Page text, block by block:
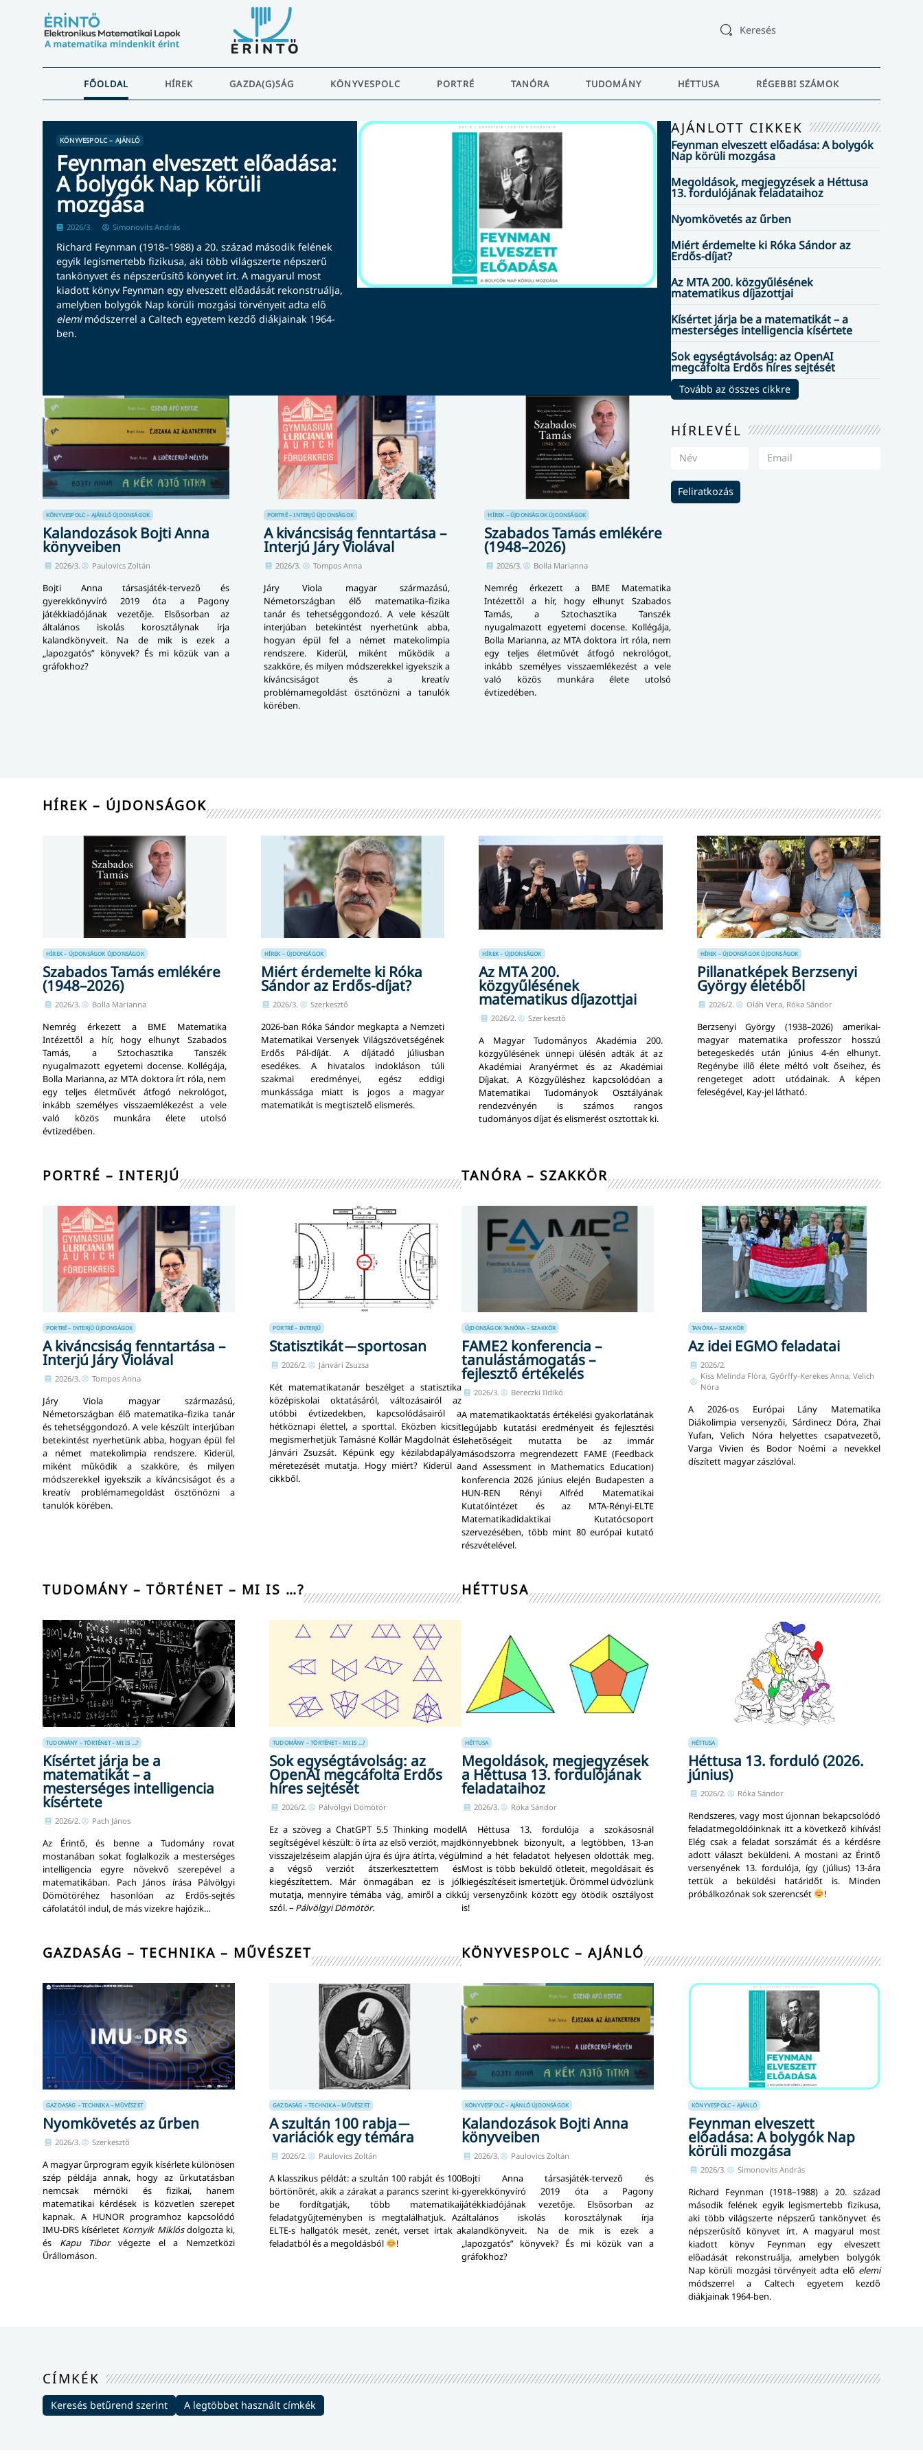
Keresés
FŐOLDAL HÍREK GAZDA(G)SÁG KÖNYVESPOLC PORTRÉ TANÓRA TUDOMÁNY HÉTTUSA RÉGEBBI SZÁMOK
KÖNYVESPOLC – AJÁNLÓ
Feynman elveszett előadása:
A bolygók Nap körüli
mozgása
2026/3. Simonovits András
Richard Feynman (1918–1988) a 20. század második felének
egyik legismertebb fizikusa, aki több világszerte népszerű
tankönyvet és népszerűsítő könyvet írt. A magyarul most
kiadott könyv Feynman egy elveszett előadását rekonstruálja,
amelyben bolygók Nap körüli mozgási törvényeit adta elő
elemimódszerrel a Caltech egyetem kezdő diákjainak 1964-
ben.
HÉTTUSA
Megoldások,
a Héttusa 13.
feladataihoz
2026/3. Róka Sándor
A Héttusa 13. fordulója a szokásosnál
bizonyult, a legtöbben, 13-an mind a hét feladatot
oldották meg. Most is több beküldő ötleteit,
kiegészítéseit ismertetjük. Örömmel üdvözlünk új
versenyzőink között egy ötödik osztályost is!
KÖNYVESPOLC – AJÁNLÓ ÚJDONSÁGOK
Kalandozások Bojti Anna
könyveiben
2026/3. Paulovics Zoltán
Bojti Anna társasjáték-tervező és
gyerekkönyvíró 2019 óta a Pagony
játékkiadójának vezetője. Elsősorban az
általános iskolás korosztálynak írja
kalandkönyveit. Na de mik is ezek a
„lapozgatós” könyvek? És mi közük van a
gráfokhoz?
PORTRÉ – INTERJÚ ÚJDONSÁGOK
A kiváncsiság fenntartása –
Interjú Járy Violával
2026/3. Tompos Anna
Járy Viola magyar származású,
Németországban élő matematika–fizika
tanár és tehetséggondozó. A vele készült
interjúban betekintést nyerhetünk abba,
hogyan épül fel a német matekolimpia
rendszere. Kiderül, miként működik a
szakköre, és milyen módszerekkel igyekszik a
kíváncsiságot és a kreatív
problémamegoldást ösztönözni a tanulók
körében.
HÍREK – ÚJDONSÁGOK ÚJDONSÁGOK
Szabados Tamás emlékére
(1948–2026)
2026/3. Bolla Marianna
Nemrég érkezett a BME Matematika
Intézettől a hír, hogy elhunyt Szabados
Tamás, a Sztochasztika Tanszék
nyugalmazott egyetemi docense. Kollégája,
Bolla Marianna, az MTA doktora írt róla, nem
egy teljes életművét átfogó nekrológot,
inkább személyes visszaemlékezést a vele
való közös munkára élete utolsó
évtizedében.
AJÁNLOTT CIKKEK
Feynman elveszett előadása: A bolygók
Nap körüli mozgása
Megoldások, megjegyzések a Héttusa
13. fordulójának feladataihoz
Nyomkövetés az űrben
Miért érdemelte ki Róka Sándor az
Erdős-díjat?
Az MTA 200. közgyűlésének
matematikus díjazottjai
Kísértet járja be a matematikát – a
mesterséges intelligencia kísértete
Sok egységtávolság: az OpenAI
megcáfolta Erdős híres sejtését
Tovább az összes cikkre
HÍRLEVÉL
Feliratkozás
HÍREK – ÚJDONSÁGOK
HÍREK – ÚJDONSÁGOK ÚJDONSÁGOK
Szabados Tamás emlékére
(1948–2026)
2026/3. Bolla Marianna
Nemrég érkezett a BME Matematika
Intézettől a hír, hogy elhunyt Szabados
Tamás, a Sztochasztika Tanszék
nyugalmazott egyetemi docense. Kollégája,
Bolla Marianna, az MTA doktora írt róla, nem
egy teljes életművét átfogó nekrológot,
inkább személyes visszaemlékezést a vele
való közös munkára élete utolsó
évtizedében.
HÍREK – ÚJDONSÁGOK
Miért érdemelte ki Róka
Sándor az Erdős-díjat?
2026/3. Szerkesztő
2026-ban Róka Sándor megkapta a Nemzeti
Matematikai Versenyek Világszövetségének
Erdős Pál-díját. A díjátadó júliusban
esedékes. A hivatalos indokláson túli
szakmai eredményei, egész eddigi
munkássága miatt is jogos a magyar
matematikát is megtisztelő elismerés.
HÍREK – ÚJDONSÁGOK
Az MTA 200.
közgyűlésének
matematikus díjazottjai
2026/2. Szerkesztő
A Magyar Tudományos Akadémia 200.
közgyűlésének ünnepi ülésén adták át az
Akadémiai Aranyérmet és az Akadémiai
Díjakat. A Közgyűléshez kapcsolódóan a
Matematikai Tudományok Osztályának
rendezvényén is számos rangos
tudományos díjat és elismerést osztottak ki.
HÍREK – ÚJDONSÁGOK ÚJDONSÁGOK
Pillanatképek Berzsenyi
György életéből
2026/2. Oláh Vera, Róka Sándor
Berzsenyi György (1938–2026) amerikai-
magyar matematika professzor hosszú
betegeskedés után június 4-én elhunyt.
Regénybe illő élete méltó volt őseihez, és
rengeteget adott utódainak. A képen
feleségével, Kay-jel látható.
PORTRÉ – INTERJÚ
PORTRÉ – INTERJÚ ÚJDONSÁGOK
A kiváncsiság fenntartása –
Interjú Járy Violával
2026/3. Tompos Anna
Járy Viola magyar származású,
Németországban élő matematika–fizika tanár
és tehetséggondozó. A vele készült interjúban
betekintést nyerhetünk abba, hogyan épül fel
a német matekolimpia rendszere. Kiderül,
miként működik a szakköre, és milyen
módszerekkel igyekszik a kíváncsiságot és a
kreatív problémamegoldást ösztönözni a
tanulók körében.
PORTRÉ – INTERJÚ
Statisztikát ̶ sportosan
2026/2. Jánvári Zsuzsa
Két matematikatanár beszélget a statisztika
középiskolai oktatásáról, változásairól az
utóbbi évtizedekben, kapcsolódásairól a
hétköznapi élettel, a sporttal. Eközben kicsit
megismerhetjük Tamásné Kollár Magdolnát és
Jánvári Zsuzsát. Képünk egy kézilabdapálya
méretezését mutatja. Hogy miért? Kiderül a
cikkből.
TANÓRA – SZAKKÖR
ÚJDONSÁGOK TANÓRA – SZAKKÖR
FAME2 konferencia –
tanulástámogatás –
fejlesztő értékelés
2026/3. Bereczki Ildikó
A matematikaoktatás értékelési gyakorlatának
legújabb kutatási eredményeit és fejlesztési
lehetőségeit mutatta be az immár
másodszorra megrendezett FAME (Feedback
and Assessment in Mathematics Education)
konferencia 2026 június elején Budapesten a
HUN-REN Rényi Alfréd Matematikai
Kutatóintézet és az MTA-Rényi-ELTE
Matematikadidaktikai Kutatócsoport
szervezésében, több mint 80 európai kutató
részvételével.
TANÓRA – SZAKKÖR
Az idei EGMO feladatai
2026/2.
Kiss Melinda Flóra, Győrffy-Kerekes Anna, Velich
Nóra
A 2026-os Európai Lány Matematika
Diákolimpia versenyzői, Sárdinecz Dóra, Zhai
Yufan, Velich Nóra helyettes csapatvezető,
Varga Vivien és Bodor Noémi a nevekkel
díszített magyar zászlóval.
TUDOMÁNY – TÖRTÉNET – MI IS …?
TUDOMÁNY – TÖRTÉNET – MI IS ...?
Kísértet járja be a
matematikát – a
mesterséges intelligencia
kísértete
2026/2. Pach János
Az Érintő, és benne a Tudomány rovat
mostanában sokat foglalkozik a mesterséges
intelligencia egyre növekvő szerepével a
matematikában. Pach János írása Pálvölgyi
Dömötöréhez hasonlóan az Erdős-sejtés
cáfolatától indul, de más vizekre hajózik…
TUDOMÁNY – TÖRTÉNET – MI IS ...?
Sok egységtávolság: az
OpenAI megcáfolta Erdős
híres sejtését
2026/2. Pálvölgyi Dömötör
Ez a szöveg a ChatGPT 5.5 Thinking modell
segítségével készült: ő írta az első verziót, majd
visszajelzéseim alapján újra és újra átírta, végül
a végső verziót átszerkesztettem és
kiegészítettem. Már önmagában ez is jól
mutatja, mennyire témába vág, amiről a cikk
szól. – Pálvölgyi Dömötör.
HÉTTUSA
HÉTTUSA
Megoldások, megjegyzések
a Héttusa 13. fordulójának
feladataihoz
2026/3. Róka Sándor
A Héttusa 13. fordulója a szokásosnál
könnyebbnek bizonyult, a legtöbben, 13-an
mind a hét feladatot helyesen oldották meg.
Most is több beküldő ötleteit, megoldásait és
kiegészítéseit ismertetjük. Örömmel üdvözlünk
új versenyzőink között egy ötödik osztályost
is!
HÉTTUSA
Héttusa 13. forduló (2026.
június)
2026/2. Róka Sándor
Rendszeres, vagy most újonnan bekapcsolódó
feladatmegoldóinknak itt a következő kihívás!
Elég csak a feladat sorszámát és a kérdésre
adott választ beküldeni. A mostani az Érintő
versenyének 13. fordulója, így (július) 13-ára
tettük a beküldési határidőt is. Minden
próbálkozónak sok szerencsét
!
GAZDASÁG – TECHNIKA – MŰVÉSZET
GAZDASÁG – TECHNIKA – MŰVÉSZET
Nyomkövetés az űrben
2026/3. Szerkesztő
A magyar űrprogram egyik kísérlete különösen
szép példája annak, hogy az űrkutatásban
nemcsak mérnöki és fizikai, hanem
matematikai kérdések is közvetlen szerepet
kapnak. A HUNOR programhoz kapcsolódó
IMU-DRS kísérletet Kornyik Miklósdolgozta ki,
és Kapu Tiborvégezte el a Nemzetközi
Űrállomáson.
GAZDASÁG – TECHNIKA – MŰVÉSZET
A szultán 100 rabja ̶
variációk egy témára
2026/2. Paulovics Zoltán
A klasszikus példát: a szultán 100 rabját és 100
börtönőrét, akik a zárakat a parancs szerint ki-
be fordítgatják, több matematikai
feladatgyűjteményben is megtalálhatjuk. Az
ELTE-s hallgatók mesét, zenét, verset írtak a
feladatból és a megoldásból
!
KÖNYVESPOLC – AJÁNLÓ
KÖNYVESPOLC – AJÁNLÓ ÚJDONSÁGOK
Kalandozások Bojti Anna
könyveiben
2026/3. Paulovics Zoltán
Bojti Anna társasjáték-tervező és
gyerekkönyvíró 2019 óta a Pagony
játékkiadójának vezetője. Elsősorban az
általános iskolás korosztálynak írja
kalandkönyveit. Na de mik is ezek a
„lapozgatós” könyvek? És mi közük van a
gráfokhoz?
KÖNYVESPOLC – AJÁNLÓ
Feynman elveszett
előadása: A bolygók Nap
körüli mozgása
2026/3. Simonovits András
Richard Feynman (1918–1988) a 20. század
második felének egyik legismertebb fizikusa,
aki több világszerte népszerű tankönyvet és
népszerűsítő könyvet írt. A magyarul most
kiadott könyv Feynman egy elveszett
előadását rekonstruálja, amelyben bolygók
Nap körüli mozgási törvényeit adta elő elemi
módszerrel a Caltech egyetem kezdő
diákjainak 1964-ben.
CÍMKÉK
Keresés betűrend szerint A legtöbbet használt címkék